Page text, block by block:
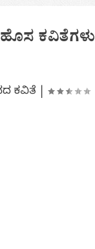
ಕವಿತೆಗಳು
ಕವಿತೆ |